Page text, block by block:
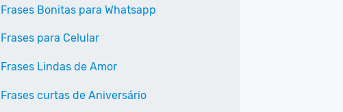
Frases Bonitas para Whatsapp
Frases para Celular
Frases Lindas de Amor
Frases curtas de Aniversário